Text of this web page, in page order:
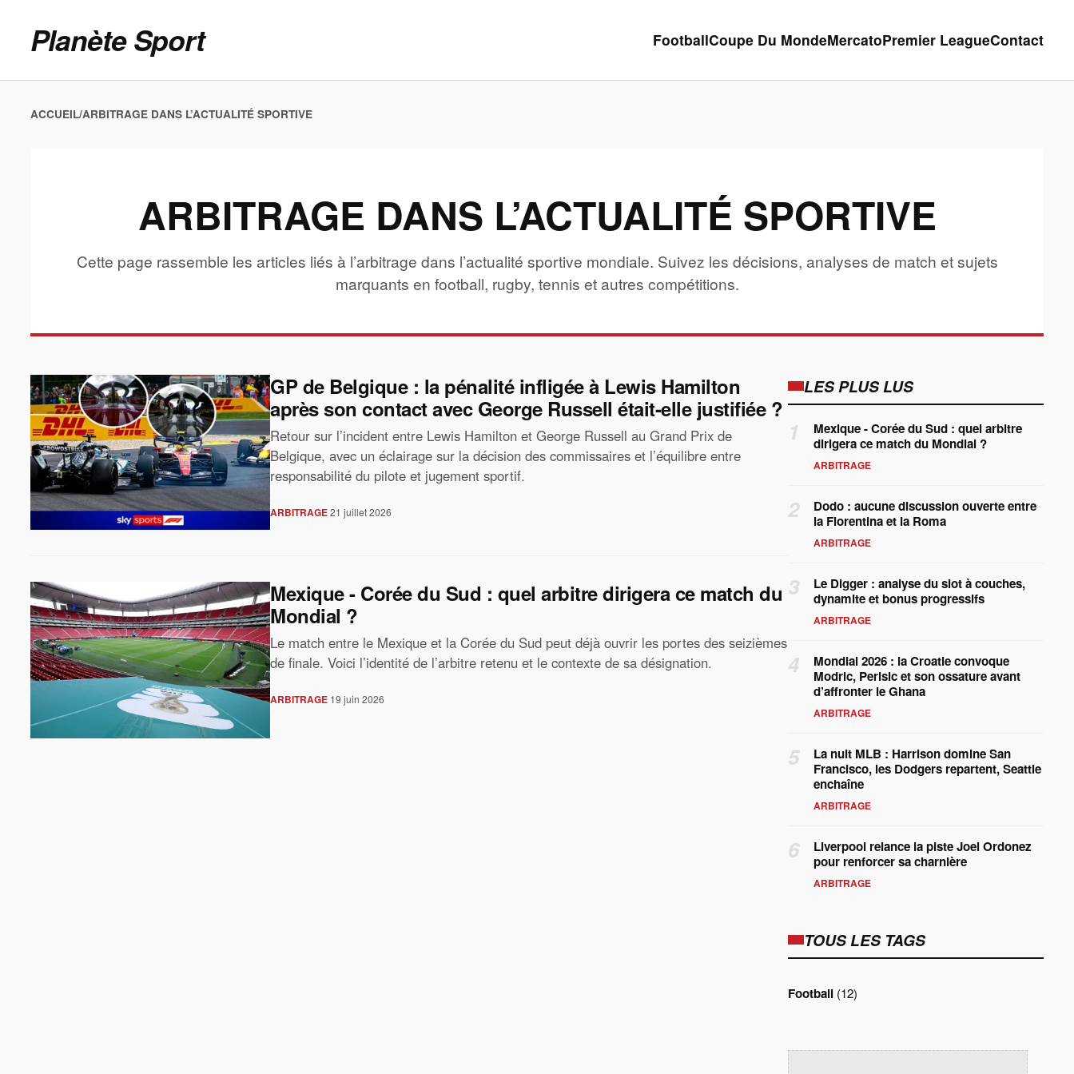
Planète Sport FootballCoupe Du MondeMercatoPremier LeagueContact
ACCUEIL/ARBITRAGE DANS L’ACTUALITÉ SPORTIVE
ARBITRAGE DANS L’ACTUALITÉ SPORTIVE
Cette page rassemble les articles liés à l’arbitrage dans l’actualité sportive mondiale. Suivez les décisions, analyses de match et sujets
marquants en football, rugby, tennis et autres compétitions.
GP de Belgique : la pénalité infligée à Lewis Hamilton
après son contact avec George Russell était-elle justifiée ?
Retour sur l’incident entre Lewis Hamilton et George Russell au Grand Prix de
Belgique, avec un éclairage sur la décision des commissaires et l’équilibre entre
responsabilité du pilote et jugement sportif.
ARBITRAGE21 juillet 2026
Mexique - Corée du Sud : quel arbitre dirigera ce match du
Mondial ?
Le match entre le Mexique et la Corée du Sud peut déjà ouvrir les portes des seizièmes
de finale. Voici l’identité de l’arbitre retenu et le contexte de sa désignation.
ARBITRAGE 19 juin 2026
LES PLUS LUS
1
Mexique - Corée du Sud : quel arbitre
dirigera ce match du Mondial ?
ARBITRAGE
2
Dodo : aucune discussion ouverte entre
la Fiorentina et la Roma
ARBITRAGE
3
Le Digger : analyse du slot à couches,
dynamite et bonus progressifs
ARBITRAGE
4
Mondial 2026 : la Croatie convoque
Modric, Perisic et son ossature avant
d’affronter le Ghana
ARBITRAGE
5
La nuit MLB : Harrison domine San
Francisco, les Dodgers repartent, Seattle
enchaîne
ARBITRAGE
6
Liverpool relance la piste Joel Ordonez
pour renforcer sa charnière
ARBITRAGE
TOUS LES TAGS
Football (12)